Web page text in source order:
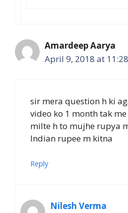
Amardeep Aarya
April 9, 2018 at
sir mera question h ki
video ko 1 month tak
milte h to mujhe rupya
Indian rupee m kitna
Reply
Nilesh Verma